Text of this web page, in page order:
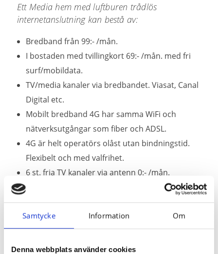
Samtycke Information Om
Denna webbplats använder cookies
Ett Media hem med luftburen trådlös
internetanslutning kan bestå av:
Bredband från 99:- /mån.
I bostaden med tvillingkort 69:- /mån. med fri
surf/mobildata.
TV/media kanaler via bredbandet. Viasat, Canal
Digital etc.
Mobilt bredband 4G har samma WiFi och
nätverksutgångar som fiber och ADSL.
4G är helt operatörs olåst utan bindningstid.
Flexibelt och med valfrihet.
6 st. fria TV kanaler via antenn 0:- /mån.
Alternativt parabollösningar; Boxer, Kabel TV
etc.
Fast telefoni 29:- /mån. är en ringpott, ingen
abonnemangskostnad.
Mobiltelefoni från 149:- /mån. Fria samtal, SMS